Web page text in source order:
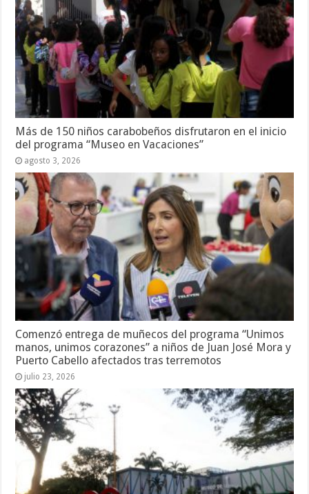
Más de 150 niños carabobeños disfrutaron en el inicio
del programa “Museo en Vacaciones”
agosto 3, 2026
Comenzó entrega de muñecos del programa “Unimos
manos, unimos corazones” a niños de Juan José Mora y
Puerto Cabello afectados tras terremotos
julio 23, 2026